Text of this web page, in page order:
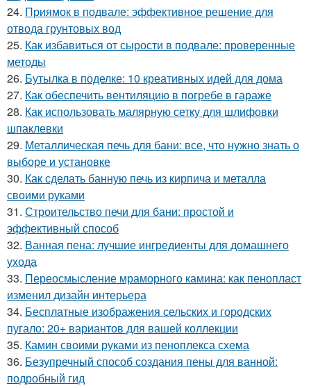
24. Приямок в подвале: эффективное решение для
отвода грунтовых вод
25. Как избавиться от сырости в подвале: проверенные
методы
26. Бутылка в поделке: 10 креативных идей для дома
27. Как обеспечить вентиляцию в погребе в гараже
28. Как использовать малярную сетку для шлифовки
шпаклевки
29. Металлическая печь для бани: все, что нужно знать о
выборе и установке
30. Как сделать банную печь из кирпича и металла
своими руками
31. Строительство печи для бани: простой и
эффективный способ
32. Ванная пена: лучшие ингредиенты для домашнего
ухода
33. Переосмысление мраморного камина: как пенопласт
изменил дизайн интерьера
34. Бесплатные изображения сельских и городских
пугало: 20+ вариантов для вашей коллекции
35. Камин своими руками из пеноплекса схема
36. Безупречный способ создания пены для ванной:
подробный гид